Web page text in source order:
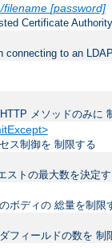
filename [password]
Certificate
connecting to an
メソッドのみに
ス制御を 制限する
ストの最大数を決定
ボディの 総量を制限
フィールドの数を 制